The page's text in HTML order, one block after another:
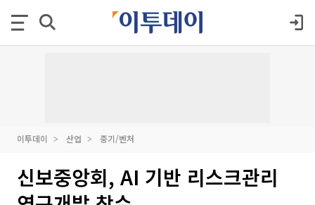
이투데이 산업 중기/벤처
신보중앙회, AI 기반 리스크관리